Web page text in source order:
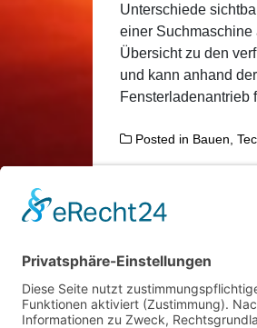
Unterschiede
einer Suchmaschine
Übersicht zu den
und kann anhand
Fensterladenantrieb
Posted in Bauen